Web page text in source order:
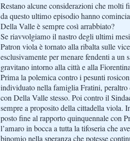
Restano alcune considerazioni che molti
da questo ultimo episodio hanno
Della Valle è sempre così arrabbiato?
Se riavvolgiamo il nastro degli ultimi
Patron viola è tornato alla ribalta sulle
esclusivamente per menare fendenti a un
gravitano intorno alla città e alla
Prima la polemica contro i pesunti
individuato nella famiglia Fratini,
con Della Valle stesso. Poi contro il
sempre a proposito della cittadella viola.
posto fine al rapporto quinquennale con
l’amaro in bocca a tutta la tifoseria che
binomio nella speranza che potesse